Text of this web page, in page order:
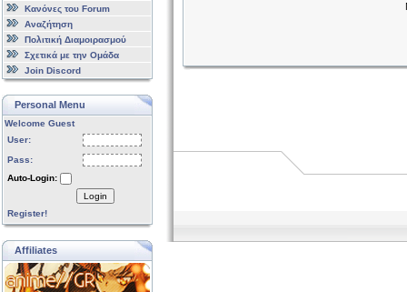
Κανόνες του Forum
Αναζήτηση
Πολιτική Διαμοιρασμού
Σχετικά με την Ομάδα
Join Discord
Personal Menu
Welcome Guest
User:
Pass:
Auto-Login:
Login
Register!
Affiliates